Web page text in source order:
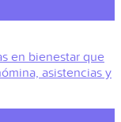
en bienestar que
asistencias y